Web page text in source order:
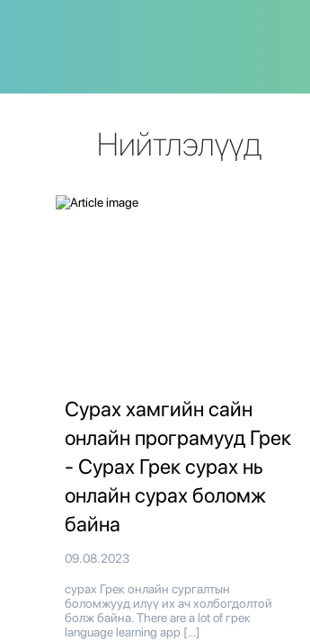
Нийтлэлүүд
Сурах хамгийн сайн
онлайн програмууд Грек
- Сурах Грек сурах нь
онлайн сурах боломж
байна
09.08.2023
сурах Грек онлайн сургалтын
боломжууд илүү их ач холбогдолтой
болж байна. There are a lot of грек
language learning app […]